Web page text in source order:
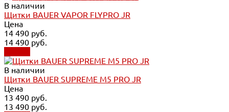
В наличии
Щитки BAUER VAPOR FLYPRO JR
Цена
14 490 руб.
14 490 руб.
В наличии
Щитки BAUER SUPREME M5 PRO JR
Цена
13 490 руб.
13 490 руб.